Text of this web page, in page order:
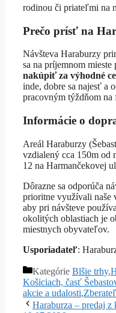
rodinou či priateľmi na
Prečo prísť na
Návšteva Haraburzy
sa na príjemnom
nakúpiť za výhodné
inde, dobre sa najesť a
pracovným týždňom
Informácie o
Areál Haraburzy
vzdialený cca 150m od
12 na Harmančekovej
Dôrazne sa odporúča
prioritne využívali naše
aby pri návšteve
okolitých oblastiach je
miestnych obyvateľov.
Usporiadateľ:
Kategórie Blšie trhy,
Košiciach, časť
akcie a udalosti,
Haraburza – predaj z